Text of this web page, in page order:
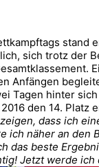
sich trotz der
Anfängen
Tagen hinter
den 14. Platz
dass ich
näher an
das beste
Jetzt werde